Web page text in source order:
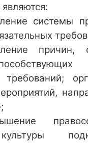
системы
причин,
требований;